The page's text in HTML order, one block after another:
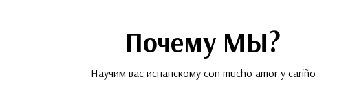
Почему МЫ?
Научим вас испанскому con mucho amor y cariño